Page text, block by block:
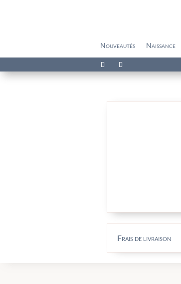
Nouveautés Naissance
Frais de livraison